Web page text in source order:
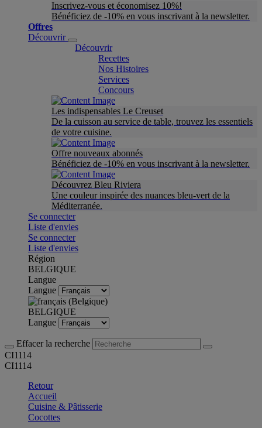
Inscrivez-vous et économisez 10%!
Bénéficiez de -10% en vous inscrivant à la newsletter.
Offres
Découvrir
Découvrir
Recettes
Nos Histoires
Services
Concours
Les indispensables Le Creuset
De la cuisson au service de table, trouvez les essentiels
de votre cuisine.
Offre nouveaux abonnés
Bénéficiez de -10% en vous inscrivant à la newsletter.
Découvrez Bleu Riviera
Une couleur inspirée des nuances bleu-vert de la
Méditerranée.
Se connecter
Liste d'envies
Se connecter
Liste d'envies
Région
BELGIQUE
Langue
Langue
BELGIQUE
Langue
Effacer la recherche
CI1114
CI1114
Retour
Accueil
Cuisine & Pâtisserie
Cocottes